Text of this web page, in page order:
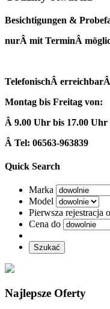
Besichtigungen &
nurÂ mit TerminÂ
TelefonischÂ erreichbarÂ
Montag bis Freitag von:
Â 9.00 Uhr bis 17.00 Uhr
Â Tel: 06563-963839
Quick Search
Marka
Model
Pierwsza rejestracja
Cena do
Szukać
Najlepsze Oferty